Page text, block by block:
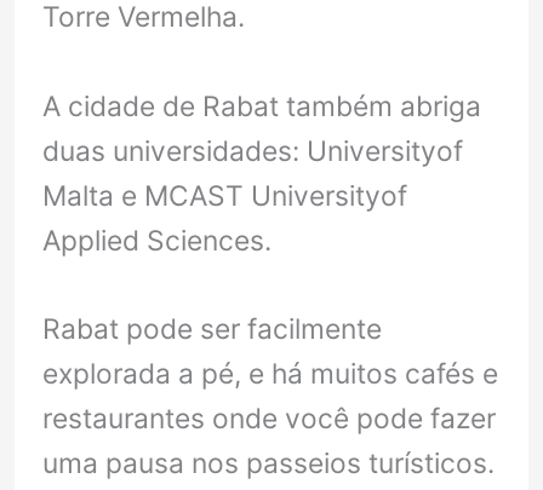
Torre Vermelha.
A cidade de Rabat também abriga
duas universidades: Universityof
Malta e MCAST Universityof
Applied Sciences.
Rabat pode ser facilmente
explorada a pé, e há muitos cafés e
restaurantes onde você pode fazer
uma pausa nos passeios turísticos.